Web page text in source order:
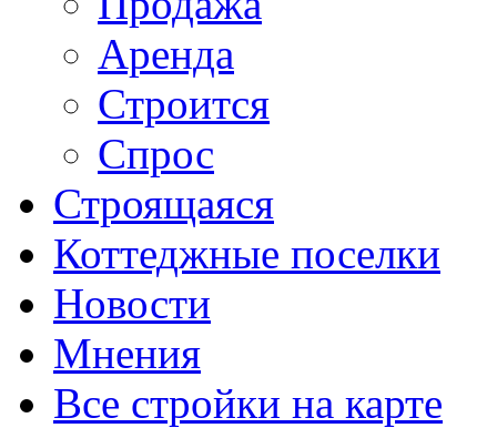
Аренда
Строится
Спрос
Строящаяся
Коттеджные поселки
Новости
Мнения
Все стройки на карте